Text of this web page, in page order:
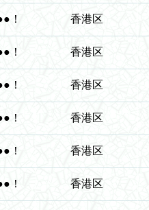
！ 香港区
！ 香港区
！ 香港区
！ 香港区
！ 香港区
！ 香港区